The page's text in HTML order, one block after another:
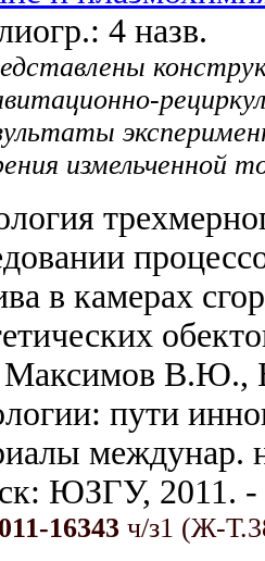
4 назв.
измельченной
в камерах
В.Ю.,
пути
междунар.
ЮЗГУ, 2011. -
16343 ч/з1 (Ж-